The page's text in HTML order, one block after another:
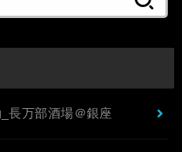
索:
長万部酒場＠銀座